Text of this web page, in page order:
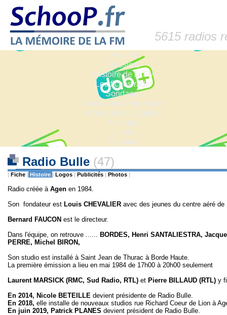
5615 radios
Accueil
Dossiers
Histoire de la FM
Les fiches radio
Sondages
Anciennes fréquences
Fréquences actuelles
Lexique
Liens
Contact
Radio Bulle (47)
| Fiche | Histoire | Logos | Publicités | Photos |
Radio créée à Agen en 1984.
Son fondateur est Louis CHEVALIER avec des jeunes du centre aéré de
Bernard FAUCON est le directeur.
Dans l'équipe, on retrouve ...... BORDES, Henri SANTALIESTRA,
PERRE, Michel BIRON,
Son studio est installé à Saint Jean de Thurac à Borde Haute.
La première émission a lieu en mai 1984 de 17h00 à 20h00 seulement
Laurent MARSICK (RMC, Sud Radio, RTL) et Pierre BILLAUD (RTL) y
En 2014, Nicole BETEILLE devient présidente de Radio Bulle.
En 2018, elle installe de nouveaux studios rue Richard Coeur de Lion à
En juin 2019, Patrick PLANES devient président de Radio Bulle.